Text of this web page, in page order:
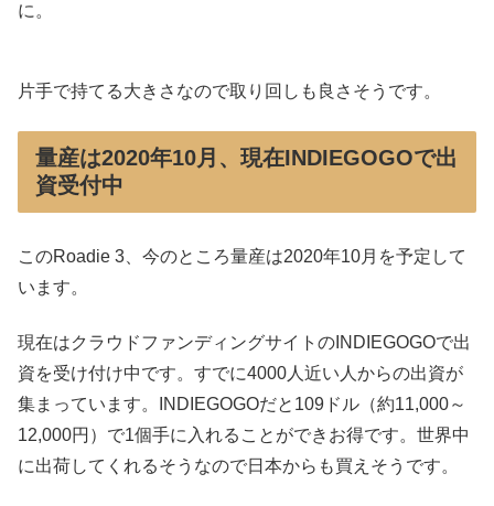
に。
片手で持てる大きさなので取り回しも良さそうです。
量産は2020年10月、現在INDIEGOGOで出
資受付中
このRoadie 3、今のところ量産は2020年10月を予定して
います。
現在はクラウドファンディングサイトのINDIEGOGOで出
資を受け付け中です。すでに4000人近い人からの出資が
集まっています。INDIEGOGOだと109ドル（約11,000～
12,000円）で1個手に入れることができお得です。世界中
に出荷してくれるそうなので日本からも買えそうです。